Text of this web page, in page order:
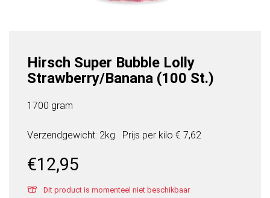
Hirsch Super Bubble Lolly
Strawberry/Banana (100 St.)
1700 gram
Verzendgewicht: 2kg Prijs per kilo € 7,62
€12,95
Dit product is momenteel niet beschikbaar